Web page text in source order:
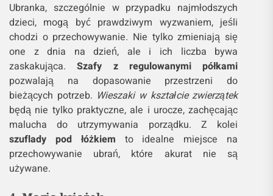
Ubranka, szczególnie w przypadku najmłodszych
dzieci, mogą być prawdziwym wyzwaniem, jeśli
chodzi o przechowywanie. Nie tylko zmieniają się
one z dnia na dzień, ale i ich liczba bywa
zaskakująca.Szafy z regulowanymi półkami
pozwalają na dopasowanie przestrzeni do
bieżących potrzeb. Wieszaki w kształcie zwierzątek
będą nie tylko praktyczne, ale i urocze, zachęcając
malucha do utrzymywania porządku. Z kolei
szuflady pod łóżkiem to idealne miejsce na
przechowywanie ubrań, które akurat nie są
używane.